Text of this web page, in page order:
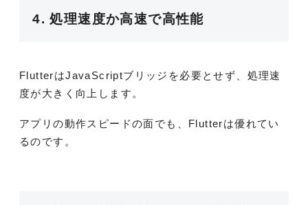
4. 処理速度か高速で高性能
FlutterはJavaScriptブリッジを必要とせず、処理速
度が大きく向上します。
アプリの動作スピードの面でも、Flutterは優れてい
るのです。